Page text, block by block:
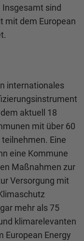
sind
mit dem European
internationales
aktuell 18
mit über 60
Eine
eine Kommune
Maßnahmen zur
Versorgung mit
mehr als 75
klimarelevanten
European Energy